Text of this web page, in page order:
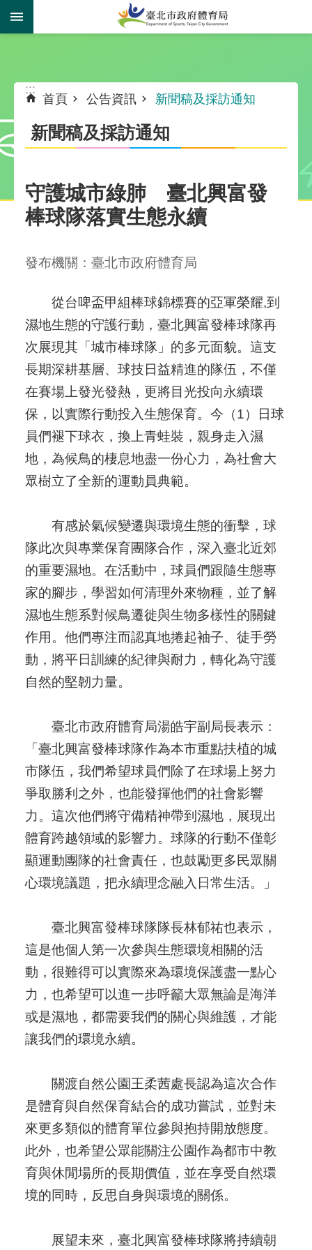
跳到主要內容區塊
:::
首頁 公告資訊 新聞稿及採訪通知
新聞稿及採訪通知
守護城市綠肺 臺北興富發
棒球隊落實生態永續
發布機關：臺北市政府體育局
從台啤盃甲組棒球錦標賽的亞軍榮耀,到
濕地生態的守護行動，臺北興富發棒球隊再
次展現其「城市棒球隊」的多元面貌。這支
長期深耕基層、球技日益精進的隊伍，不僅
在賽場上發光發熱，更將目光投向永續環
保，以實際行動投入生態保育。今（1）日球
員們褪下球衣，換上青蛙裝，親身走入濕
地，為候鳥的棲息地盡一份心力，為社會大
眾樹立了全新的運動員典範。
有感於氣候變遷與環境生態的衝擊，球
隊此次與專業保育團隊合作，深入臺北近郊
的重要濕地。在活動中，球員們跟隨生態專
家的腳步，學習如何清理外來物種，並了解
濕地生態系對候鳥遷徙與生物多樣性的關鍵
作用。他們專注而認真地捲起袖子、徒手勞
動，將平日訓練的紀律與耐力，轉化為守護
自然的堅韌力量。
臺北市政府體育局湯皓宇副局長表示：
「臺北興富發棒球隊作為本市重點扶植的城
市隊伍，我們希望球員們除了在球場上努力
爭取勝利之外，也能發揮他們的社會影響
力。這次他們將守備精神帶到濕地，展現出
體育跨越領域的影響力。球隊的行動不僅彰
顯運動團隊的社會責任，也鼓勵更多民眾關
心環境議題，把永續理念融入日常生活。」
臺北興富發棒球隊隊長林郁祐也表示，
這是他個人第一次參與生態環境相關的活
動，很難得可以實際來為環境保護盡一點心
力，也希望可以進一步呼籲大眾無論是海洋
或是濕地，都需要我們的關心與維護，才能
讓我們的環境永續。
關渡自然公園王柔茜處長認為這次合作
是體育與自然保育結合的成功嘗試，並對未
來更多類似的體育單位參與抱持開放態度。
此外，也希望公眾能關注公園作為都市中教
育與休閒場所的長期價值，並在享受自然環
境的同時，反思自身與環境的關係。
展望未來，臺北興富發棒球隊將持續朝